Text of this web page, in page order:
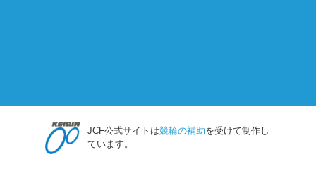
JCF公式サイトは競輪の補助を受けて制作し
ています。